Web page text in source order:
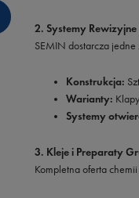
2. Systemy
SEMIN dostarcza
Konstrukcja:
Warianty:
Systemy
3. Kleje i Preparaty
Kompletna oferta